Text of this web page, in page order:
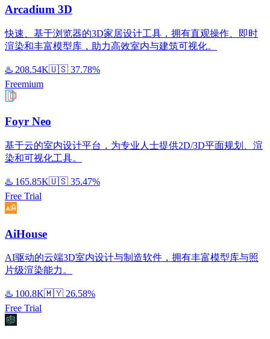
Arcadium 3D
快速、基于浏览器的3D家居设计工具，拥有直观操作、即时
渲染和丰富模型库，助力高效室内与建筑可视化。
♨️ 208.54K🇺🇸 37.78%
Freemium
Foyr Neo
基于云的室内设计平台，为专业人士提供2D/3D平面规划、渲
染和可视化工具。
♨️ 165.85K🇺🇸 35.47%
Free Trial
AiHouse
AI驱动的云端3D室内设计与制造软件，拥有丰富模型库与照
片级渲染能力。
♨️ 100.8K🇲🇾 26.58%
Free Trial